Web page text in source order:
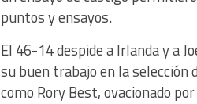
puntos y ensayos.
El 46-14 despide a Irlanda y a
su buen trabajo en la
como Rory Best, ovacionado